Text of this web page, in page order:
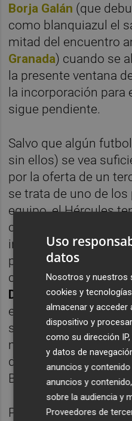
Borja Galán (que
como blanquiazul el
mitad del encuentro
Granada) cuando se
la presente ventana
la incorporación para
sigue pendiente.
Salvo que algún
sin ellos) se vea
por la oferta de un
se trata de uno de los
equipo, el Hércules
consentimiento o
interesado a pagar su
pues tampoco se va a
caso de llegar ese
David Sánchez, pues
el Hércules no cuenta
su primera plantilla
manera que toda
de una 'salida', al
Borja Galán y el
Precisamente David
Uso
datos
Nosotros y nuestros
cookies y
almacenar y
dispositivo y
como su dirección
y datos de
anuncios y
anuncios y
sobre la audiencia y
Proveedores de